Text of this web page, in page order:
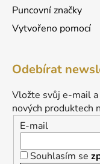
Puncovní značky
Vytvořeno pomocí
Odebírat
Vložte svůj e-mail
nových produktech
E-mail
Souhlasím se